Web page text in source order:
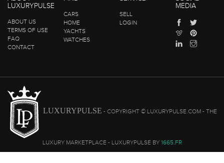
LUXURYPULSE
ABOUT US
TERMS OF USE
FAQ
CONTACT
CARS
HOME
YACHTS
WATCHES
SELL
LOGIN
MEDIA
LUXURYPULSE - COPYRIGHT © LUXURYPULSE.COM - THE
LUXURY MARKETPLACE - LUXURYPULSE BY 1665.FR